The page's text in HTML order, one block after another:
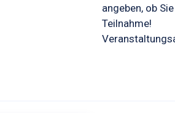
angeben, ob
Teilnahme!